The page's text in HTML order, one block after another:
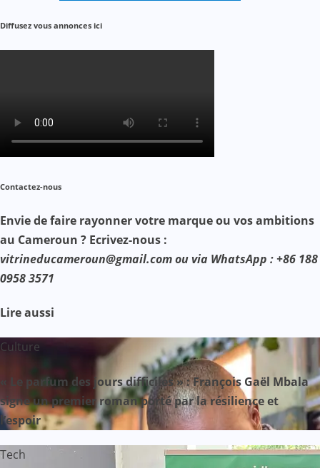
Diffusez vous annonces ici
Contactez-nous
Envie de faire rayonner votre marque ou vos ambitions
au Cameroun ? Ecrivez-nous :
vitrineducameroun@gmail.com ou via WhatsApp : +86 188
0958 3571
Lire aussi
Culture
« Le parfum des jours difficiles » : François Gaël Mbala
signe un premier roman porté par la résilience et
l’espoir
Tech